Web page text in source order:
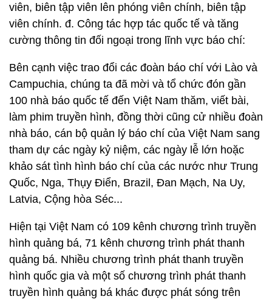
viên, biên tập viên lên phóng viên chính, biên tập
viên chính. đ. Công tác hợp tác quốc tế và tăng
cường thông tin đối ngoại trong lĩnh vực báo chí:
Bên cạnh việc trao đổi các đoàn báo chí với Lào và
Campuchia, chúng ta đã mời và tổ chức đón gần
100 nhà báo quốc tế đến Việt Nam thăm, viết bài,
làm phim truyền hình, đồng thời cũng cử nhiều đoàn
nhà báo, cán bộ quản lý báo chí của Việt Nam sang
tham dự các ngày kỷ niệm, các ngày lễ lớn hoặc
khảo sát tình hình báo chí của các nước như Trung
Quốc, Nga, Thụy Điển, Brazil, Đan Mạch, Na Uy,
Latvia, Cộng hòa Séc...
Hiện tại Việt Nam có 109 kênh chương trình truyền
hình quảng bá, 71 kênh chương trình phát thanh
quảng bá. Nhiều chương trình phát thanh truyền
hình quốc gia và một số chương trình phát thanh
truyền hình quảng bá khác được phát sóng trên